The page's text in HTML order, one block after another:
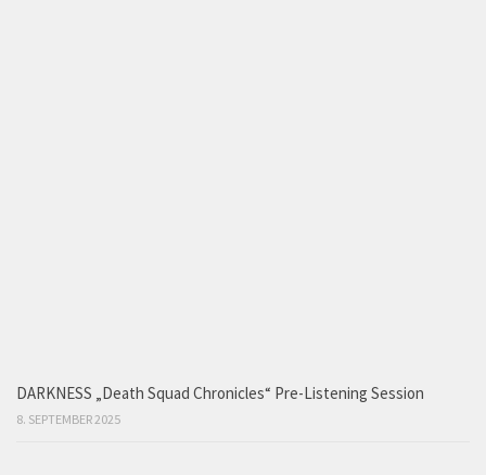
DARKNESS „Death Squad Chronicles“ Pre-Listening Session
8. SEPTEMBER 2025